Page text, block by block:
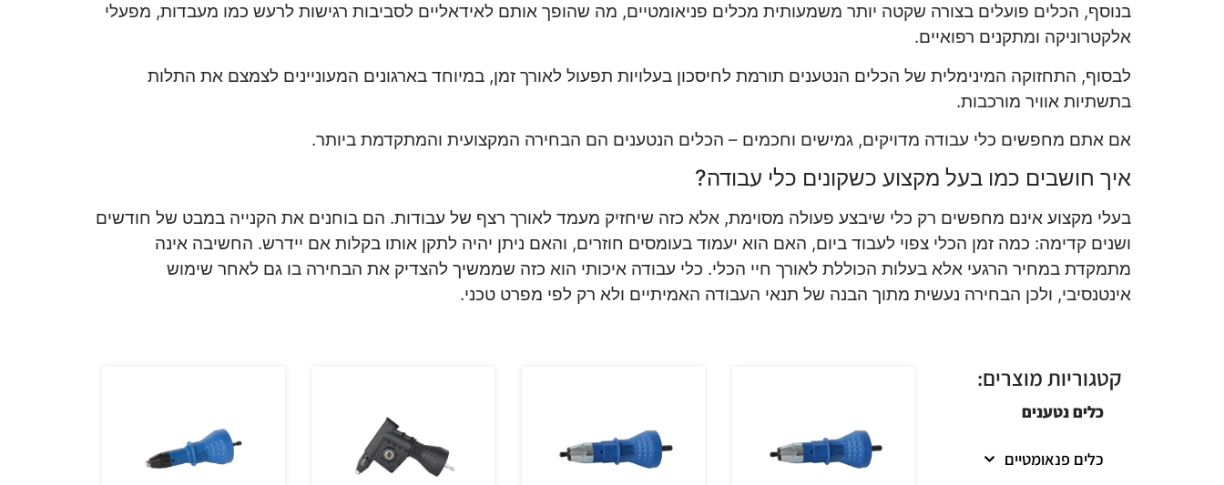
בנוסף, הכלים פועלים בצורה שקטה יותר משמעותית מכלים פניאומטיים, מה שהופך אותם לאידאליים לסביבות רגישות לרעש כמו מעבדות, מפעלי
אלקטרוניקה ומתקנים רפואיים.
לבסוף, התחזוקה המינימלית של הכלים הנטענים תורמת לחיסכון בעלויות תפעול לאורך זמן, במיוחד בארגונים המעוניינים לצמצם את התלות
בתשתיות אוויר מורכבות.
אם אתם מחפשים כלי עבודה מדויקים, גמישים וחכמים – הכלים הנטענים הם הבחירה המקצועית והמתקדמת ביותר.
איך חושבים כמו בעל מקצוע כשקונים כלי עבודה?
בעלי מקצוע אינם מחפשים רק כלי שיבצע פעולה מסוימת, אלא כזה שיחזיק מעמד לאורך רצף של עבודות. הם בוחנים את הקנייה במבט של חודשים
ושנים קדימה: כמה זמן הכלי צפוי לעבוד ביום, האם הוא יעמוד בעומסים חוזרים, והאם ניתן יהיה לתקן אותו בקלות אם יידרש. החשיבה אינה
מתמקדת במחיר הרגעי אלא בעלות הכוללת לאורך חיי הכלי. כלי עבודה איכותי הוא כזה שממשיך להצדיק את הבחירה בו גם לאחר שימוש
אינטנסיבי, ולכן הבחירה נעשית מתוך הבנה של תנאי העבודה האמיתיים ולא רק לפי מפרט טכני.
קטגוריות מוצרים:
כלים נטענים
כלים פנאומטיים